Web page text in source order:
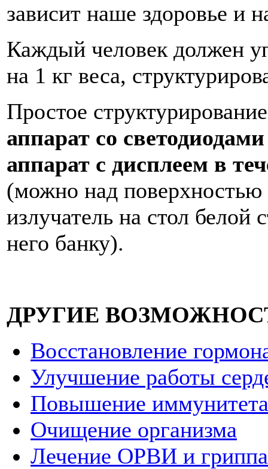
зависит наше здоровье и
Каждый человек должен
на 1 кг веса,
Простое
аппарат со
аппарат с дисплеем в
(можно над
излучатель на стол белой
него банку).
ДРУГИЕ
Восстановление
Улучшение работы
Повышение иммунитета
Очищение организма
Лечение ОРВИ и